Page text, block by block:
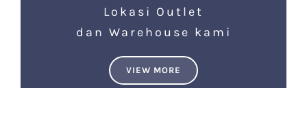
Lokasi Outlet
dan Warehouse kami
VIEW MORE